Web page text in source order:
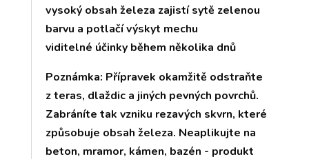
vysoký obsah železa zajistí sytě zelenou
barvu a potlačí výskyt mechu
viditelné účinky během několika dnů
Poznámka: Přípravek okamžitě odstraňte
z teras, dlaždic a jiných pevných povrchů.
Zabráníte tak vzniku rezavých skvrn, které
způsobuje obsah železa. Neaplikujte na
beton, mramor, kámen, bazén - produkt